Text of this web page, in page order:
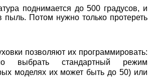
поднимается до 500 градусов, и
пыль. Потом нужно только протереть
позволяют их программировать:
выбрать стандартный режим
моделях их может быть до 50) или